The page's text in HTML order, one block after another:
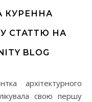
КУРЕННА
СТАТТЮ НА
BLOG
свою першу